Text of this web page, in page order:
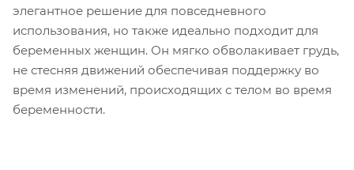
элегантное решение для повседневного
использования, но также идеально подходит для
беременных женщин. Он мягко обволакивает грудь,
не стесняя движений обеспечивая поддержку во
время изменений, происходящих с телом во время
беременности.